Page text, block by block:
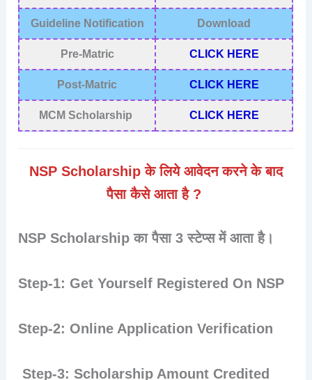
Guideline Notification Download
Pre-Matric CLICK HERE
Post-Matric CLICK HERE
MCM Scholarship CLICK HERE
NSP Scholarship के लिये आवेदन करने के बाद
पैसा कैसे आता है ?
NSP Scholarship का पैसा 3 स्टेप्स में आता है।
Step-1: Get Yourself Registered On NSP
Step-2: Online Application Verification
Step-3: Scholarship Amount Credited